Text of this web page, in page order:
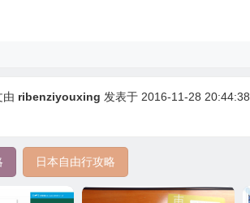
由 ribenziyouxing 发表于 2016-11-28 20:44:38
日本自由行攻略